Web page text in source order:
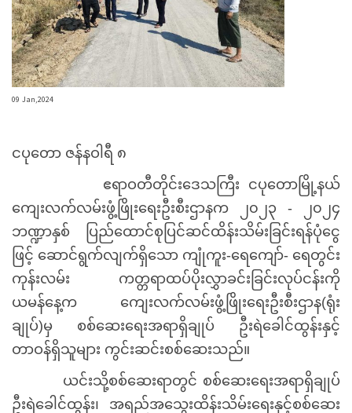
09 Jan,2024
ငပုတော ဇန်နဝါရီ ၈
ဧရာဝတီတိုင်းဒေသကြီး ငပုတောမြို့နယ်
ကျေးလက်လမ်းဖွံ့ဖြိုးရေးဦးစီးဌာနက ၂၀၂၃ - ၂၀၂၄
ဘဏ္ဍာနှစ် ပြည်ထောင်စုပြင်ဆင်ထိန်းသိမ်းခြင်းရန်ပုံငွေ
ဖြင့် ဆောင်ရွက်လျက်ရှိသော ကျုံကူး-ရေကျော်- ရေတွင်း
ကုန်းလမ်း ကတ္တရာထပ်ပိုးလွှာခင်းခြင်းလုပ်ငန်းကို
ယမန်နေ့က ကျေးလက်လမ်းဖွံ့ဖြိုးရေးဦးစီးဌာန(ရုံး
ချုပ်)မှ စစ်ဆေးရေးအရာရှိချုပ် ဦးရဲခေါင်ထွန်းနှင့်
တာဝန်ရှိသူများ ကွင်းဆင်းစစ်ဆေးသည်။
ယင်းသို့စစ်ဆေးရာတွင် စစ်ဆေးရေးအရာရှိချုပ်
ဦးရဲခေါင်ထွန်း၊ အရည်အသွေးထိန်းသိမ်းရေးနှင့်စစ်ဆေး